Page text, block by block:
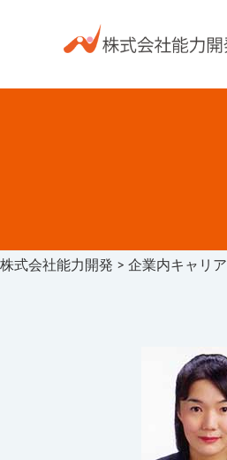
株式会社能力開発 > 企業内キャリア